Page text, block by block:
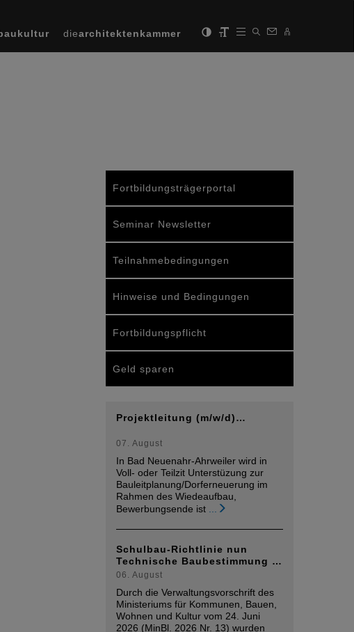
diearchitektenkammer
Fortbildungsträgerportal
Seminar Newsletter
Teilnahmebedingungen
Hinweise und Bedingungen
Fortbildungspflicht
Geld sparen
Projektleitung (m/w/d)…
07. August
In Bad Neuenahr-Ahrweiler wird in
Voll- oder Teilzit Unterstüzung zur
Bauleitplanung/Dorferneuerung im
Rahmen des Wiedeaufbau,
Bewerbungsende ist
Schulbau-Richtlinie nun
Technische Baubestimmung …
06. August
Durch die Verwaltungsvorschrift des
Ministeriums für Kommunen, Bauen,
Wohnen und Kultur vom 24. Juni
2026 (MinBl. 2026 Nr. 13) wurden